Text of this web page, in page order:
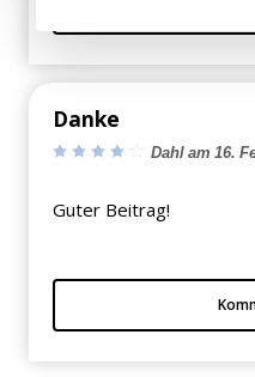
Danke
Dahl am 16.
Guter Beitrag!